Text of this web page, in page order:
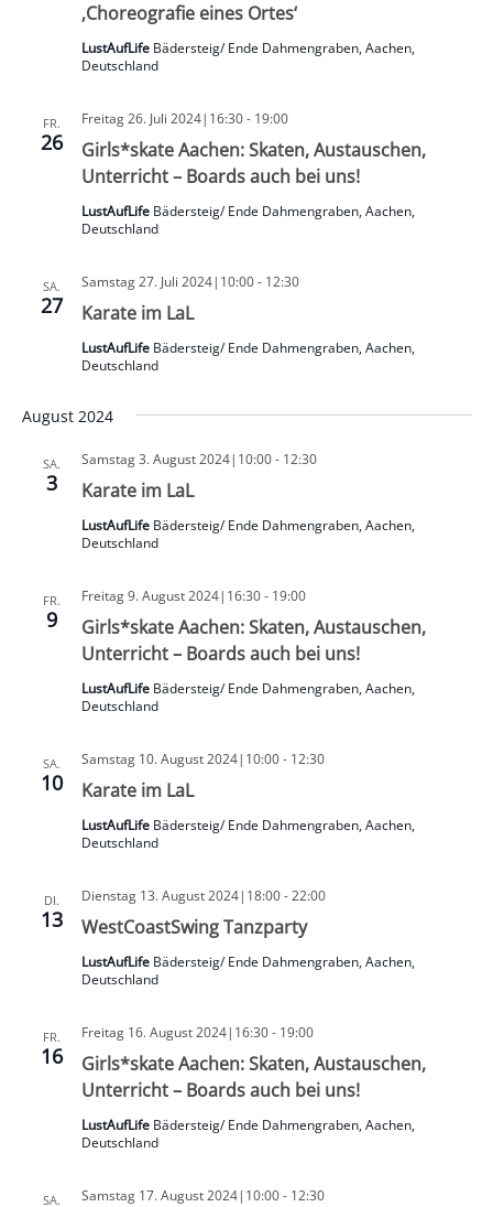
‚Choreografie eines Ortes‘
LustAufLife Bädersteig/ Ende Dahmengraben, Aachen,
Deutschland
FR.
26
Girls*skate Aachen: Skaten, Austauschen,
Unterricht – Boards auch bei uns!
Freitag 26. Juli 2024|16:30- 19:00
LustAufLife Bädersteig/ Ende Dahmengraben, Aachen,
Deutschland
SA.
27 Karate im LaL
Samstag 27. Juli 2024|10:00- 12:30
LustAufLife Bädersteig/ Ende Dahmengraben, Aachen,
Deutschland
August 2024
SA.
3 Karate im LaL
Samstag 3. August 2024|10:00- 12:30
LustAufLife Bädersteig/ Ende Dahmengraben, Aachen,
Deutschland
FR.
9
Girls*skate Aachen: Skaten, Austauschen,
Unterricht – Boards auch bei uns!
Freitag 9. August 2024|16:30- 19:00
LustAufLife Bädersteig/ Ende Dahmengraben, Aachen,
Deutschland
SA.
10 Karate im LaL
Samstag 10. August 2024|10:00- 12:30
LustAufLife Bädersteig/ Ende Dahmengraben, Aachen,
Deutschland
DI.
13 WestCoastSwing Tanzparty
Dienstag 13. August 2024|18:00-22:00
LustAufLife Bädersteig/ Ende Dahmengraben, Aachen,
Deutschland
FR.
16
Girls*skate Aachen: Skaten, Austauschen,
Unterricht – Boards auch bei uns!
Freitag 16. August 2024|16:30- 19:00
LustAufLife Bädersteig/ Ende Dahmengraben, Aachen,
Deutschland
SA. Samstag 17. August 2024|10:00- 12:30